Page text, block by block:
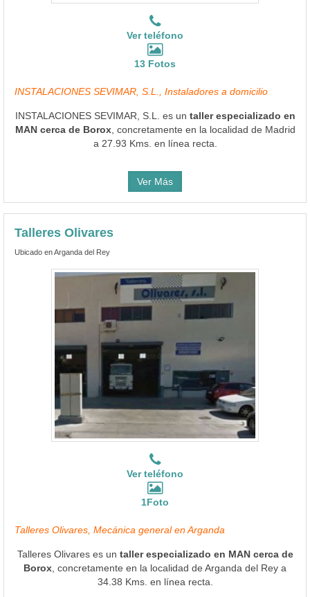
Ver teléfono
13 Fotos
INSTALACIONES SEVIMAR, S.L., Instaladores a domicilio
INSTALACIONES SEVIMAR, S.L. es un taller especializado en
MAN cerca de Borox, concretamente en la localidad de Madrid
a 27.93 Kms. en línea recta.
Ver Más
Talleres Olivares
Ubicado en Arganda del Rey
Ver teléfono
1Foto
Talleres Olivares, Mecánica general en Arganda
Talleres Olivares es un taller especializado en MAN cerca de
Borox , concretamente en la localidad de Arganda del Rey a
34.38 Kms. en línea recta.